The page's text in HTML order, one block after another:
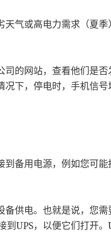
气或高电力需求（夏
司的网站，查看他们是
况下，停电时，手机信
到备用电源，例如您可
供电。也就是说，您需
到UPS，以便它们打开